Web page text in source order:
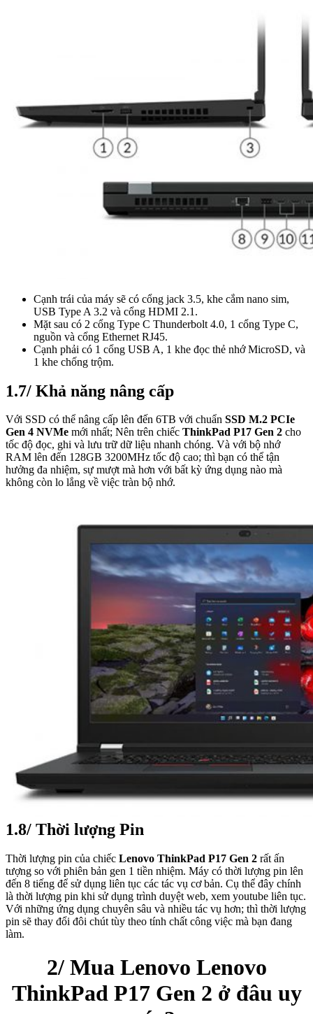
Cạnh trái của máy sẽ có cổng jack 3.5, khe cắm nano sim,
USB Type A 3.2 và cổng HDMI 2.1.
Mặt sau có 2 cổng Type C Thunderbolt 4.0, 1 cổng Type C,
nguồn và cổng Ethernet RJ45.
Cạnh phải có 1 cổng USB A, 1 khe đọc thẻ nhớ MicroSD, và
1 khe chống trộm.
1.7/ Khả năng nâng cấp
Với SSD có thể nâng cấp lên đến 6TB với chuẩn SSD M.2 PCIe
Gen 4 NVMe mới nhất; Nên trên chiếc ThinkPad P17 Gen 2 cho
tốc độ đọc, ghi và lưu trữ dữ liệu nhanh chóng. Và với bộ nhớ
RAM lên đến 128GB 3200MHz tốc độ cao; thì bạn có thể tận
hưởng đa nhiệm, sự mượt mà hơn với bất kỳ ứng dụng nào mà
không còn lo lắng về việc tràn bộ nhớ.
1.8/ Thời lượng Pin
Thời lượng pin của chiếc Lenovo ThinkPad P17 Gen 2 rất ấn
tượng so với phiên bản gen 1 tiền nhiệm. Máy có thời lượng pin lên
đến 8 tiếng để sử dụng liên tục các tác vụ cơ bản. Cụ thể đây chính
là thời lượng pin khi sử dụng trình duyệt web, xem youtube liên tục.
Với những ứng dụng chuyên sâu và nhiều tác vụ hơn; thì thời lượng
pin sẽ thay đổi đôi chút tùy theo tính chất công việc mà bạn đang
làm.
2/ Mua Lenovo Lenovo
ThinkPad P17 Gen 2 ở đâu uy